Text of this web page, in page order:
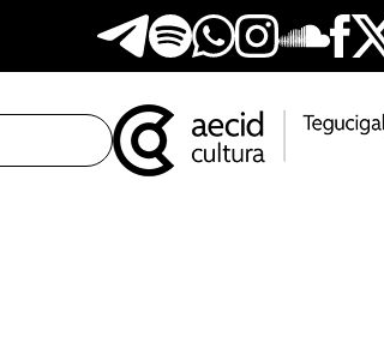
Telegram
SpotifyWhatsapp
Instagram
Soundclore
X